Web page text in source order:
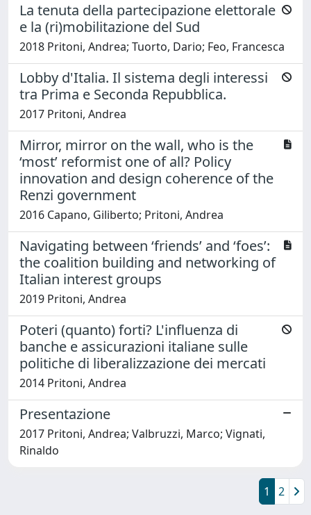
La tenuta della partecipazione elettorale
e la (ri)mobilitazione del Sud
2018 Pritoni, Andrea; Tuorto, Dario; Feo, Francesca
Lobby d'Italia. Il sistema degli interessi
tra Prima e Seconda Repubblica.
2017 Pritoni, Andrea
Mirror, mirror on the wall, who is the
‘most’ reformist one of all? Policy
innovation and design coherence of the
Renzi government
2016 Capano, Giliberto; Pritoni, Andrea
Navigating between ‘friends’ and ‘foes’:
the coalition building and networking of
Italian interest groups
2019 Pritoni, Andrea
Poteri (quanto) forti? L'influenza di
banche e assicurazioni italiane sulle
politiche di liberalizzazione dei mercati
2014 Pritoni, Andrea
Presentazione
2017 Pritoni, Andrea; Valbruzzi, Marco; Vignati,
Rinaldo
1 2